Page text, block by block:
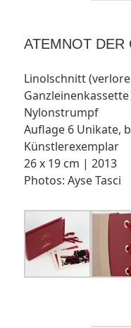
ATEMNOT DER
Linolschnitt
Nylonstrumpf
Auflage 6 Unikate,
Künstlerexemplar
26 x 19 cm | 2013
Photos: Ayse Tasci